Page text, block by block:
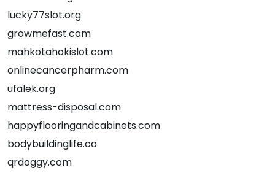
lucky77slot.org
growmefast.com
mahkotahokislot.com
onlinecancerpharm.com
ufalek.org
mattress-disposal.com
happyflooringandcabinets.com
bodybuildinglife.co
qrdoggy.com